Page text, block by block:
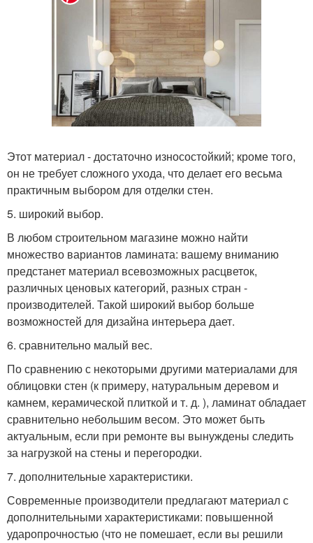
Этот материал - достаточно износостойкий; кроме того,
он не требует сложного ухода, что делает его весьма
практичным выбором для отделки стен.
5. широкий выбор.
В любом строительном магазине можно найти
множество вариантов ламината: вашему вниманию
предстанет материал всевозможных расцветок,
различных ценовых категорий, разных стран -
производителей. Такой широкий выбор больше
возможностей для дизайна интерьера дает.
6. сравнительно малый вес.
По сравнению с некоторыми другими материалами для
облицовки стен (к примеру, натуральным деревом и
камнем, керамической плиткой и т. д. ), ламинат обладает
сравнительно небольшим весом. Это может быть
актуальным, если при ремонте вы вынуждены следить
за нагрузкой на стены и перегородки.
7. дополнительные характеристики.
Современные производители предлагают материал с
дополнительными характеристиками: повышенной
ударопрочностью (что не помешает, если вы решили